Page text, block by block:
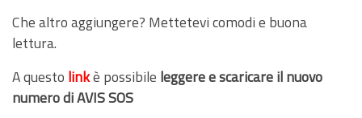
Che altro aggiungere? Mettetevi comodi e buona
lettura.
A questo linkè possibile leggere e scaricare il nuovo
numero di AVIS SOS